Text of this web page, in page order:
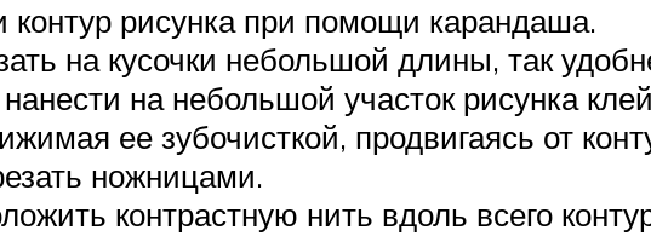
контур рисунка при помощи карандаша.
на кусочки небольшой длины, так
на небольшой участок рисунка
ее зубочисткой, продвигаясь от
ножницами.
контрастную нить вдоль всего